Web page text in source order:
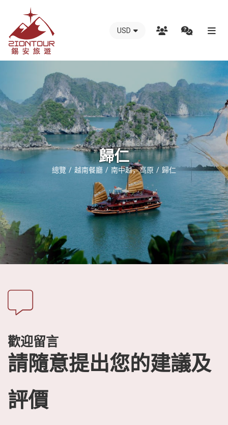
越
安
國
際
旅
行
社
南
接
錫
旅
在
越
南
好
的
USD
歸仁
總覽 越南餐廳 南中越，高原 歸仁
歡迎留言
請隨意提出您的建議及
評價